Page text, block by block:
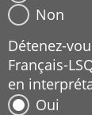
Non
Détenez-
Français-
en
Oui